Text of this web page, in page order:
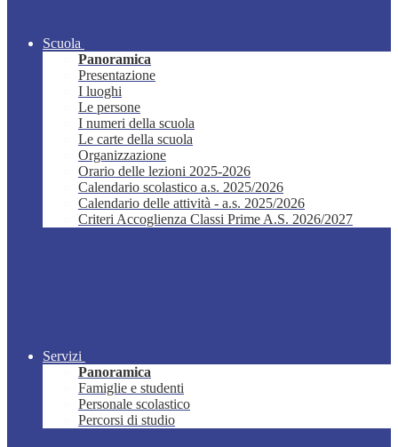
Scuola
Panoramica
Presentazione
I luoghi
Le persone
I numeri della scuola
Le carte della scuola
Organizzazione
Orario delle lezioni 2025-2026
Calendario scolastico a.s. 2025/2026
Calendario delle attività - a.s. 2025/2026
Criteri Accoglienza Classi Prime A.S. 2026/2027
Servizi
Panoramica
Famiglie e studenti
Personale scolastico
Percorsi di studio